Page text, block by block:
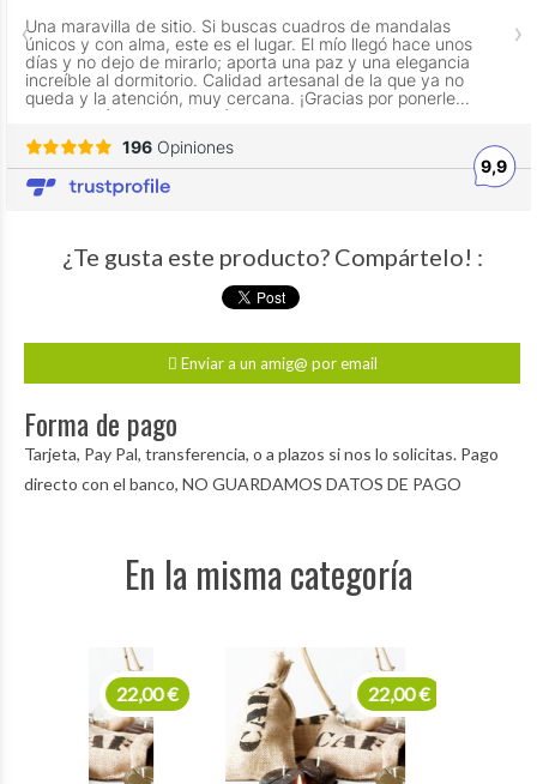
¿Te gusta este producto? Compártelo! :
Enviar a un amig@ por email
Forma de pago
Tarjeta, Pay Pal, transferencia, o a plazos si nos lo solicitas. Pago
directo con el banco, NO GUARDAMOS DATOS DE PAGO
En la misma categoría
22,00 €